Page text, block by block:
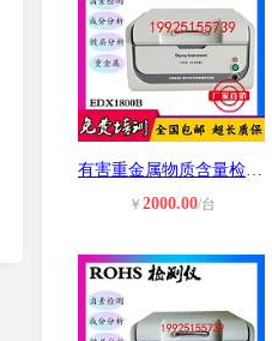
有害重金属物质含量检测光谱仪 无铅
￥ 2000.00/台